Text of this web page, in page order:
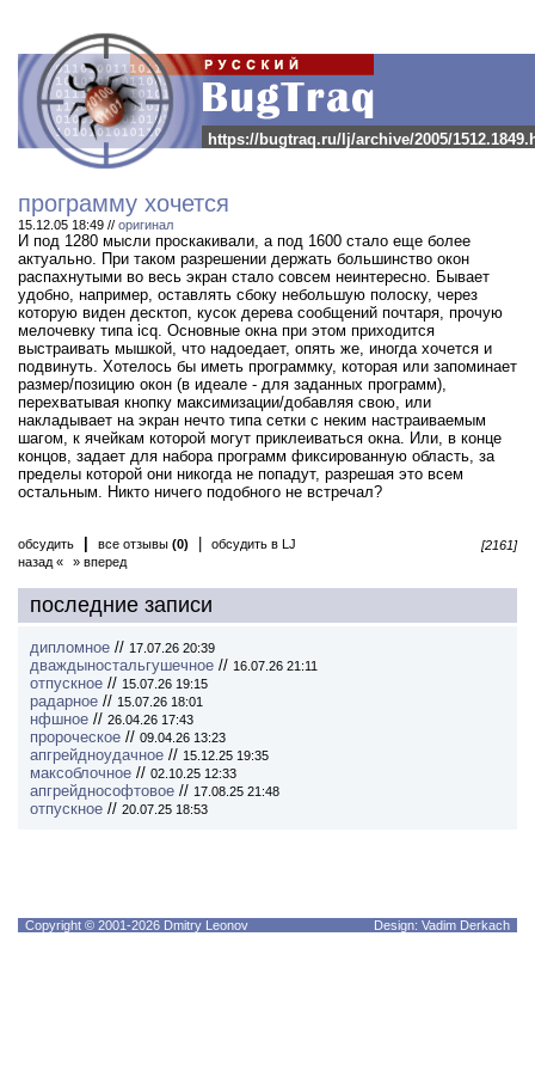
https://bugtraq.ru/lj/archive/2005/
программу хочется
15.12.05 18:49 // оригинал
И под 1280 мысли проскакивали, а под 1600 стало еще более
актуально. При таком разрешении держать большинство окон
распахнутыми во весь экран стало совсем неинтересно. Бывает
удобно, например, оставлять сбоку небольшую полоску, через
которую виден десктоп, кусок дерева сообщений почтаря, прочую
мелочевку типа icq. Основные окна при этом приходится
выстраивать мышкой, что надоедает, опять же, иногда хочется и
подвинуть. Хотелось бы иметь программку, которая или запоминает
размер/позицию окон (в идеале - для заданных программ),
перехватывая кнопку максимизации/добавляя свою, или
накладывает на экран нечто типа сетки с неким настраиваемым
шагом, к ячейкам которой могут приклеиваться окна. Или, в конце
концов, задает для набора программ фиксированную область, за
пределы которой они никогда не попадут, разрешая это всем
остальным. Никто ничего подобного не встречал?
обсудить все отзывы (0) обсудить в LJ
[2161]
назад «
» вперед
последние записи
дипломное // 17.07.26 20:39
дваждыностальгушечное // 16.07.26 21:11
отпускное // 15.07.26 19:15
радарное // 15.07.26 18:01
нфшное // 26.04.26 17:43
пророческое // 09.04.26 13:23
апгрейдноудачное // 15.12.25 19:35
максоблочное // 02.10.25 12:33
апгрейднософтовое // 17.08.25 21:48
отпускное // 20.07.25 18:53
Copyright © 2001-2026 Dmitry Leonov Design: Vadim Derkach